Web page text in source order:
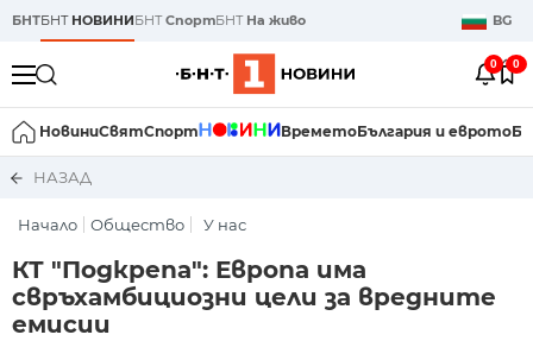
БНТБНТ НОВИНИБНТСпортБНТ На живо BG
0 0
НовиниСвятСпорт ВреметоБългария и еврото
НАЗАД
Начало Общество У нас
КТ "Подкрепа": Европа има
свръхамбициозни цели за вредните
емисии